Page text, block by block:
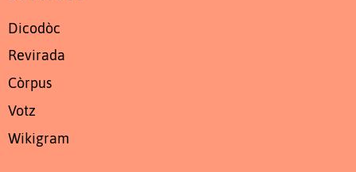
Dicodòc
Revirada
Còrpus
Votz
Wikigram